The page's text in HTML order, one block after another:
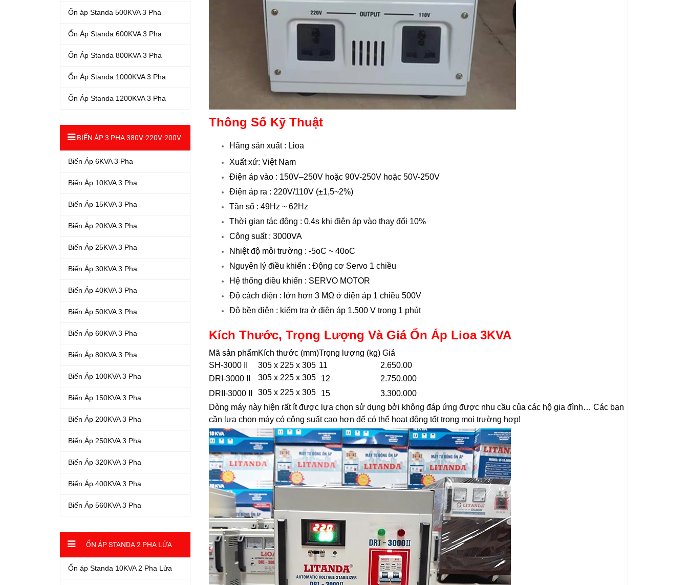
Ổn áp Standa 500KVA 3 Pha
Ổn Áp Standa 600KVA 3 Pha
Ổn Áp Standa 800KVA 3 Pha
Ổn Áp Standa 1000KVA 3 Pha
Ổn Áp Standa 1200KVA 3 Pha
BIẾN ÁP 3 PHA 380V-220V-200V
Biến Áp 6KVA 3 Pha
Biến Áp 10KVA 3 Pha
Biến Áp 15KVA 3 Pha
Biến Áp 20KVA 3 Pha
Biến Áp 25KVA 3 Pha
Biến Áp 30KVA 3 Pha
Biến Áp 40KVA 3 Pha
Biến Áp 50KVA 3 Pha
Biến Áp 60KVA 3 Pha
Biến Áp 80KVA 3 Pha
Biến Áp 100KVA 3 Pha
Biến Áp 150KVA 3 Pha
Biến Áp 200KVA 3 Pha
Biến Áp 250KVA 3 Pha
Biến Áp 320KVA 3 Pha
Biến Áp 400KVA 3 Pha
Biến Áp 560KVA 3 Pha
ỔN ÁP STANDA 2 PHA LỬA
Ổn áp Standa 10KVA 2 Pha Lửa
Thông Số Kỹ Thuật
Hãng sản xuất : Lioa
Xuất xứ: Việt Nam
Điện áp vào : 150V–250V hoặc 90V-250V hoặc 50V-250V
Điện áp ra : 220V/110V (±1,5~2%)
Tần số : 49Hz ~ 62Hz
Thời gian tác động : 0,4s khi điện áp vào thay đổi 10%
Công suất : 3000VA
Nhiệt độ môi trường : -5oC ~ 40oC
Nguyên lý điều khiển : Động cơ Servo 1 chiều
Hệ thống điều khiển : SERVO MOTOR
Độ cách điện : lớn hơn 3 MΩ ở điện áp 1 chiều 500V
Độ bền điện : kiểm tra ở điện áp 1.500 V trong 1 phút
Kích Thước, Trọng Lượng Và Giá Ổn Áp Lioa 3KVA
Mã sản phẩmKích thước (mm)Trọng lượng (kg) Giá
SH-3000 II
305 x 225 x 305 11
2.650.00
DRI-3000 II
305 x 225 x 305 12
2.750.000
DRII-3000 II
305 x 225 x 305 15
3.300.000
Dòng máy này hiện rất ít được lựa chọn sử dụng bởi không đáp ứng được nhu cầu của các hộ gia đình… Các bạn
cần lựa chọn máy có công suất cao hơn để có thể hoạt động tốt trong mọi trường hợp!